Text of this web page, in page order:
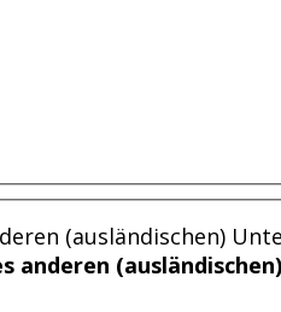
(ausländischen)